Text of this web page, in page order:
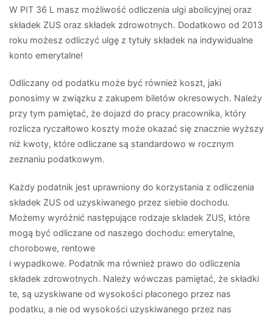
W PIT 36 L masz możliwość odliczenia ulgi abolicyjnej oraz
składek ZUS oraz składek zdrowotnych. Dodatkowo od 2013
roku możesz odliczyć ulgę z tytuły składek na indywidualne
konto emerytalne!
Odliczany od podatku może być również koszt, jaki
ponosimy w związku z zakupem biletów okresowych. Należy
przy tym pamiętać, że dojazd do pracy pracownika, który
rozlicza ryczałtowo koszty może okazać się znacznie wyższy
niż kwoty, które odliczane są standardowo w rocznym
zeznaniu podatkowym.
Każdy podatnik jest uprawniony do korzystania z odliczenia
składek ZUS od uzyskiwanego przez siebie dochodu.
Możemy wyróżnić następujące rodzaje składek ZUS, które
mogą być odliczane od naszego dochodu: emerytalne,
chorobowe, rentowe
i wypadkowe. Podatnik ma również prawo do odliczenia
składek zdrowotnych. Należy wówczas pamiętać, że składki
te, są uzyskiwane od wysokości płaconego przez nas
podatku, a nie od wysokości uzyskiwanego przez nas